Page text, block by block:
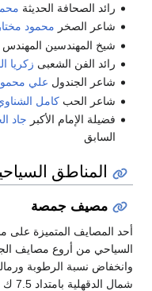
رائد الصحافة الحديثةمحمد
شاعر الصخرمحمود مختار
شيخ المهندسين المهندس
رائد الفن الشعبىزكريا
شاعر الجندولعلي محمود
شاعر الحبكامل الشناوي
فضيلة الإمام الأكبرجاد
السابق
المناطق السياحية
مصيف جمصة
أحد المصايف المتميزة على
السياحي من أروع مصايف
وانخفاض نسبة الرطوبة ورماله
شمال